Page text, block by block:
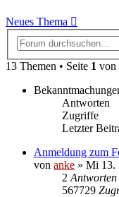
Neues Thema
13 Themen • Seite 1 von
Antworten
Zugriffe
Letzter
Anmeldung zum
von anke » Mi 13.
2 Antworten
567729